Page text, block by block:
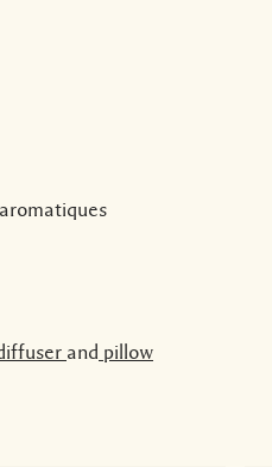
and pillow